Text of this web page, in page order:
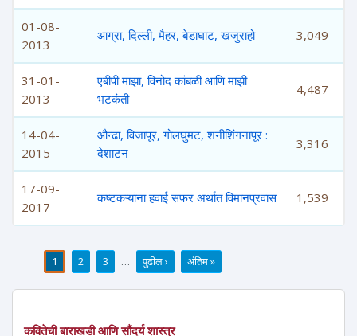
01-08-
2013
आग्रा, दिल्ली, मैहर, बेडाघाट, खजुराहो 3,049
31-01-
2013
एबीपी माझा, विनोद कांबळी आणि माझी
भटकंती
4,487
14-04-
2015
औन्ढा, विजापूर, गोलघुमट, शनीशिंगनापूर :
देशाटन
3,316
17-09-
2017
कष्टकऱ्यांना हवाई सफर अर्थात विमानप्रवास 1,539
1 2 3 … पुढील › अंतिम »
कवितेची बाराखडी आणि सौंदर्य शास्त्र